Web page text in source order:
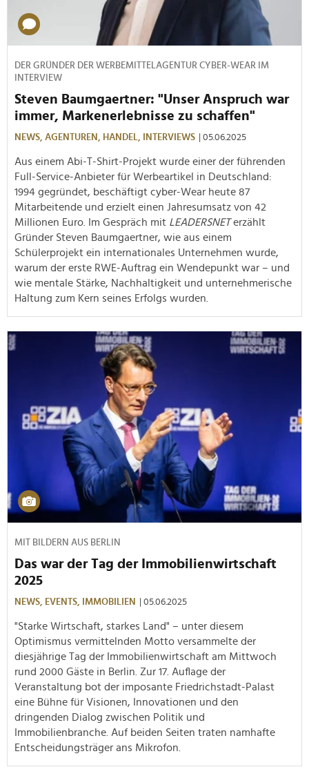
DER GRÜNDER DER WERBEMITTELAGENTUR CYBER-WEAR IM
INTERVIEW
Steven Baumgaertner: "Unser Anspruch war
immer, Markenerlebnisse zu schaffen"
NEWS, AGENTUREN, HANDEL, INTERVIEWS | 05.06.2025
Aus einem Abi-T-Shirt-Projekt wurde einer der führenden
Full-Service-Anbieter für Werbeartikel in Deutschland:
1994 gegründet, beschäftigt cyber-Wear heute 87
Mitarbeitende und erzielt einen Jahresumsatz von 42
Millionen Euro. Im Gespräch mit LEADERSNETerzählt
Gründer Steven Baumgaertner, wie aus einem
Schülerprojekt ein internationales Unternehmen wurde,
warum der erste RWE-Auftrag ein Wendepunkt war – und
wie mentale Stärke, Nachhaltigkeit und unternehmerische
Haltung zum Kern seines Erfolgs wurden.
MIT BILDERN AUS BERLIN
Das war der Tag der Immobilienwirtschaft
2025
NEWS, EVENTS, IMMOBILIEN | 05.06.2025
"Starke Wirtschaft, starkes Land" – unter diesem
Optimismus vermittelnden Motto versammelte der
diesjährige Tag der Immobilienwirtschaft am Mittwoch
rund 2000 Gäste in Berlin. Zur 17. Auflage der
Veranstaltung bot der imposante Friedrichstadt-Palast
eine Bühne für Visionen, Innovationen und den
dringenden Dialog zwischen Politik und
Immobilienbranche. Auf beiden Seiten traten namhafte
Entscheidungsträger ans Mikrofon.